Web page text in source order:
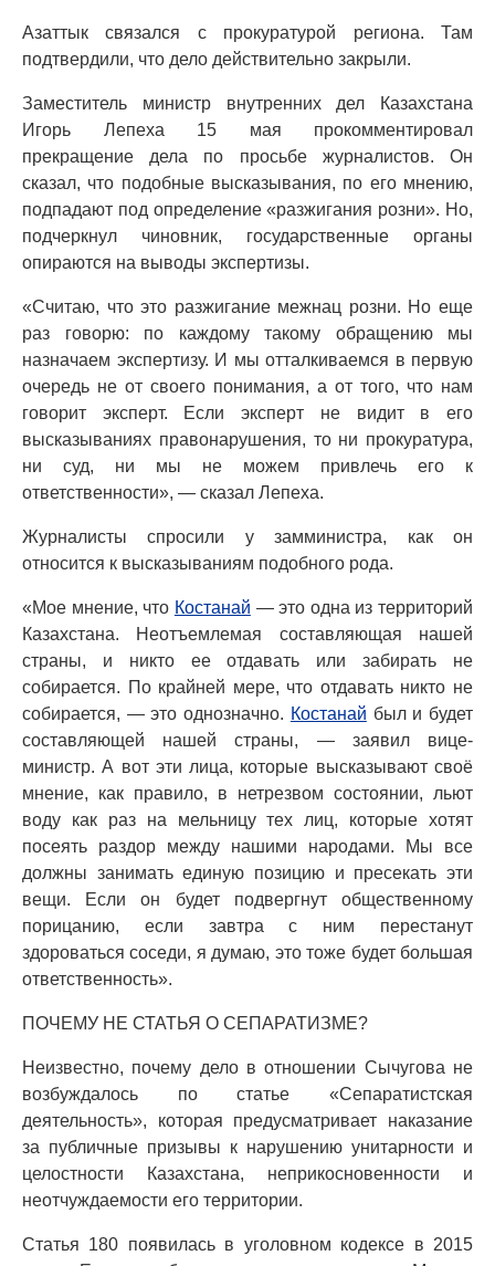
Азаттык связался с прокуратурой региона. Там
подтвердили, что дело действительно закрыли.
Заместитель министр внутренних дел Казахстана
Игорь Лепеха 15 мая прокомментировал
прекращение дела по просьбе журналистов. Он
сказал, что подобные высказывания, по его мнению,
подпадают под определение «разжигания розни». Но,
подчеркнул чиновник, государственные органы
опираются на выводы экспертизы.
«Считаю, что это разжигание межнац розни. Но еще
раз говорю: по каждому такому обращению мы
назначаем экспертизу. И мы отталкиваемся в первую
очередь не от своего понимания, а от того, что нам
говорит эксперт. Если эксперт не видит в его
высказываниях правонарушения, то ни прокуратура,
ни суд, ни мы не можем привлечь его к
ответственности», — сказал Лепеха.
Журналисты спросили у замминистра, как он
относится к высказываниям подобного рода.
«Мое мнение, что Костанай — это одна из территорий
Казахстана. Неотъемлемая составляющая нашей
страны, и никто ее отдавать или забирать не
собирается. По крайней мере, что отдавать никто не
собирается, — это однозначно. Костанай был и будет
составляющей нашей страны, — заявил вице-
министр. А вот эти лица, которые высказывают своё
мнение, как правило, в нетрезвом состоянии, льют
воду как раз на мельницу тех лиц, которые хотят
посеять раздор между нашими народами. Мы все
должны занимать единую позицию и пресекать эти
вещи. Если он будет подвергнут общественному
порицанию, если завтра с ним перестанут
здороваться соседи, я думаю, это тоже будет большая
ответственность».
ПОЧЕМУ НЕ СТАТЬЯ О СЕПАРАТИЗМЕ?
Неизвестно, почему дело в отношении Сычугова не
возбуждалось по статье «Сепаратистская
деятельность», которая предусматривает наказание
за публичные призывы к нарушению унитарности и
целостности Казахстана, неприкосновенности и
неотчуждаемости его территории.
Статья 180 появилась в уголовном кодексе в 2015